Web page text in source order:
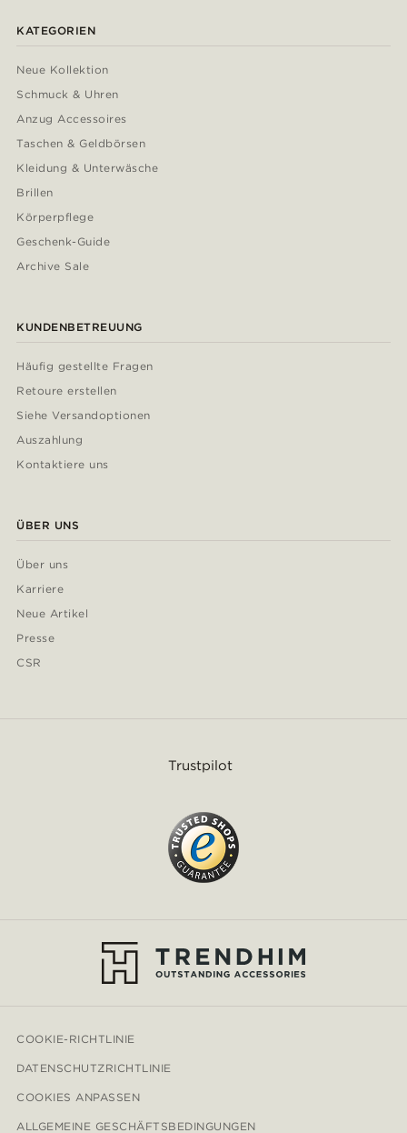
KATEGORIEN
Neue Kollektion
Schmuck & Uhren
Anzug Accessoires
Taschen & Geldbörsen
Kleidung & Unterwäsche
Brillen
Körperpflege
Geschenk-Guide
Archive Sale
KUNDENBETREUUNG
Häufig gestellte Fragen
Retoure erstellen
Siehe Versandoptionen
Auszahlung
Kontaktiere uns
ÜBER UNS
Über uns
Karriere
Neue Artikel
Presse
CSR
Trustpilot
COOKIE-RICHTLINIE
DATENSCHUTZRICHTLINIE
COOKIES ANPASSEN
ALLGEMEINE GESCHÄFTSBEDINGUNGEN